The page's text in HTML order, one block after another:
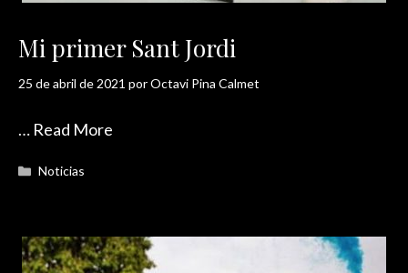
Mi primer Sant Jordi
25 de abril de 2021 porOctavi Pina Calmet
… Read More
Categorías
Noticias